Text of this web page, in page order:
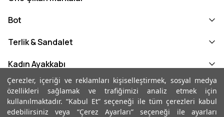
Çerezler, içeriği ve reklamları kişiselleştirmek, sosyal medya
özellikleri sağlamak ve trafiğimizi analiz etmek için
kullanılmaktadır. “Kabul Et” seçeneği ile tüm çerezleri kabul
edebilirsiniz veya “Çerez Ayarları” seçeneği ile ayarları
Bot
Terlik & Sandalet
Kadın Ayakkabı
Kadın Loafer
Kadın Loafer